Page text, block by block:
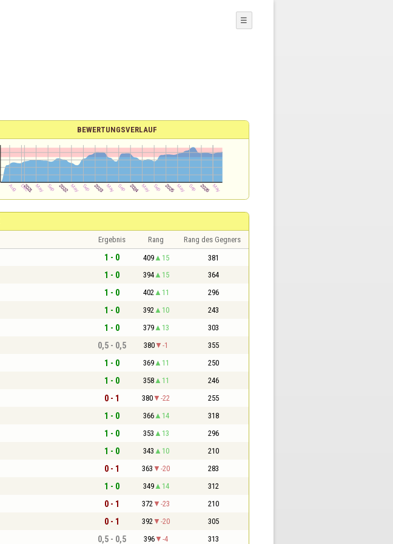
☰
BEWERTUNGSVERLAUF
Ergebnis Rang Rang des Gegners
1 - 0 409 15 381
1 - 0 394 15 364
1 - 0 402 11 296
1 - 0 392 10 243
1 - 0 379 13 303
0,5 - 0,5 380 -1 355
1 - 0 369 11 250
1 - 0 358 11 246
0 - 1 380 -22 255
1 - 0 366 14 318
1 - 0 353 13 296
1 - 0 343 10 210
0 - 1 363 -20 283
1 - 0 349 14 312
0 - 1 372 -23 210
0 - 1 392 -20 305
0,5 - 0,5 396 -4 313